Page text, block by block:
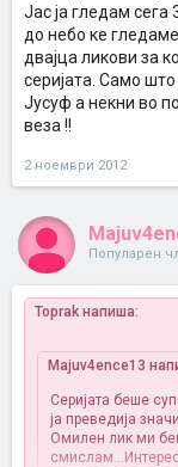
Јас ја гледам
до небо ке
двајца ликови за
серијата. Само
Јусуф а некни во
веза !!
2 ноември 2012
Популарен
Toprak напиша:
Majuv4ence13
Серијата беше
ја преведија
Омилен лик ми